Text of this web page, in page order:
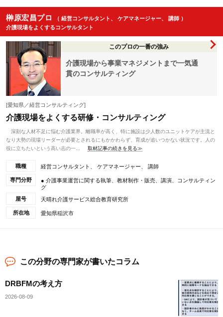
榊原宏昌プロ
（ 経営コンサルタント、 ケアマネージャー、 講師 ）
介護現場をよくするコンサルタント
このプロの一番の強み
介護現場から事業マネジメントまで一気通
貫のコンサルティング
[愛知県／経営コンサルティング]
介護現場をよくする研修・コンサルティング
深刻な人材不足に悩む介護業界。離職率が高く、特に施設は少人数のユニットケアが主流と
なり大勢の現場リーダーが必要とされるにもかかわらず、育成が追いつかない状況です。人の
役に立ちたいという高い志の一...
取材記事の続きを見る≫
職種 経営コンサルタント、 ケアマネージャー、 講師
専門分野
● 介護事業運営に関する執筆、教材制作・販売、講演、コンサルティン
グ
屋号
天晴れ介護サービス総合教育研究所
所在地 愛知県稲沢市
この分野の専門家が書いたコラム
DRBFMの考え方
2026-08-09